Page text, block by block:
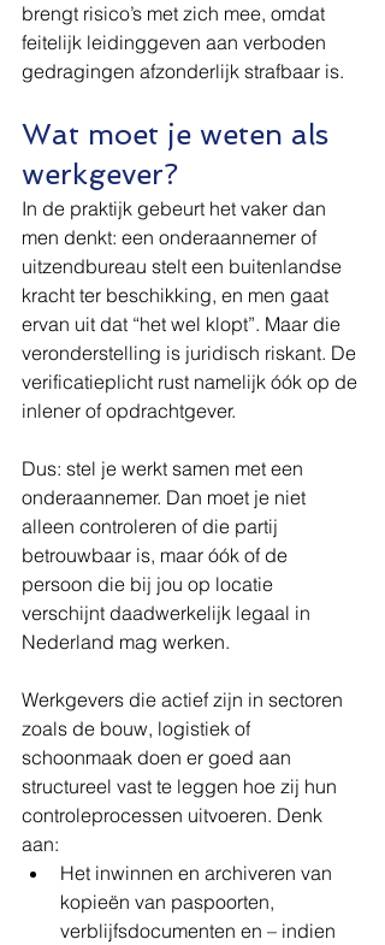
brengt risico’s met zich mee, omdat
feitelijk leidinggeven aan verboden
gedragingen afzonderlijk strafbaar is.
Wat moet je weten als
werkgever?
In de praktijk gebeurt het vaker dan
men denkt: een onderaannemer of
uitzendbureau stelt een buitenlandse
kracht ter beschikking, en men gaat
ervan uit dat “het wel klopt”. Maar die
veronderstelling is juridisch riskant. De
verificatieplicht rust namelijk óók op de
inlener of opdrachtgever.
Dus: stel je werkt samen met een
onderaannemer. Dan moet je niet
alleen controleren of die partij
betrouwbaar is, maar óók of de
persoon die bij jou op locatie
verschijnt daadwerkelijk legaal in
Nederland mag werken.
Werkgevers die actief zijn in sectoren
zoals de bouw, logistiek of
schoonmaak doen er goed aan
structureel vast te leggen hoe zij hun
controleprocessen uitvoeren. Denk
aan:
Het inwinnen en archiveren van
kopieën van paspoorten,
verblijfsdocumenten en – indien